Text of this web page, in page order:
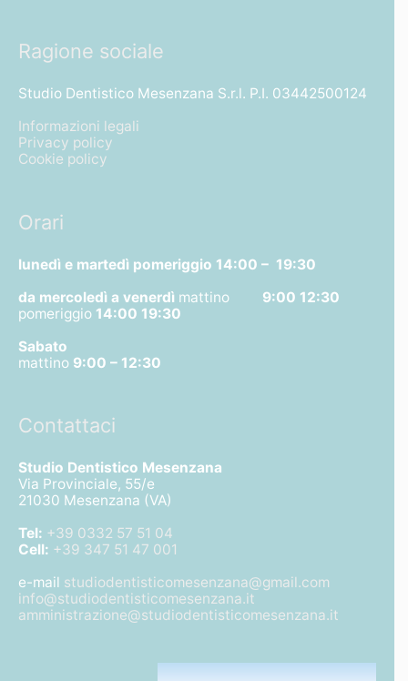
Ragione sociale
Studio Dentistico Mesenzana S.r.l. P.I. 03442500124
Informazioni legali
Privacy policy
Cookie policy
Orari
lunedì e martedì pomeriggio 14:00 – 19:30
da mercoledì a venerdì mattino 9:00 12:30
pomeriggio 14:00 19:30
Sabato
mattino 9:00 – 12:30
Contattaci
Studio Dentistico Mesenzana
Via Provinciale, 55/e
21030 Mesenzana (VA)
Tel: +39 0332 57 51 04
Cell: +39 347 51 47 001
e-mail studiodentisticomesenzana@gmail.com
info@studiodentisticomesenzana.it
amministrazione@studiodentisticomesenzana.it